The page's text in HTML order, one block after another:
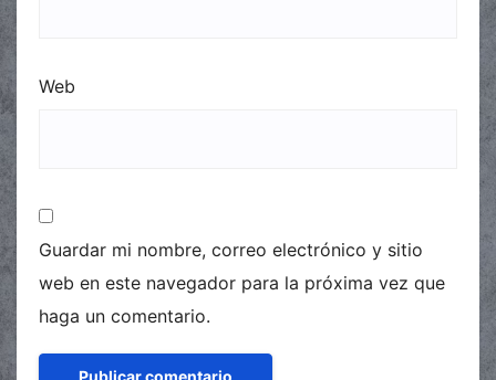
Web
Guardar mi nombre, correo electrónico y sitio
web en este navegador para la próxima vez que
haga un comentario.